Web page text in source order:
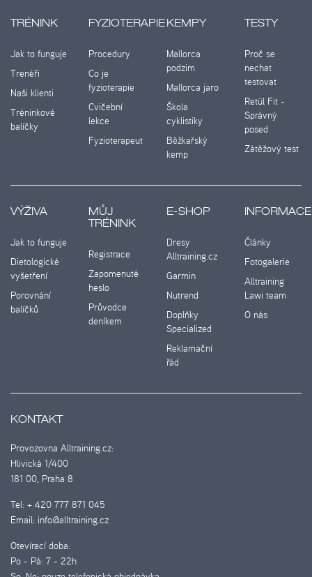
TRÉNINK
Jak to funguje
Trenéři
Naši klienti
Tréninkové
balíčky
FYZIOTERAPIE
Procedury
Co je
fyzioterapie
Cvičební
lekce
Fyzioterapeut
KEMPY
Mallorca
podzim
Mallorca jaro
Škola
cyklistiky
Běžkařský
kemp
TESTY
Proč se
nechat
testovat
Retül Fit -
Správný
posed
Zátěžový test
VÝŽIVA
Jak to funguje
Dietologické
vyšetření
Porovnání
balíčků
MŮJ
TRÉNINK
Registrace
Zapomenuté
heslo
Průvodce
deníkem
E-SHOP
Dresy
Alltraining.cz
Garmin
Nutrend
Doplňky
Specialized
Reklamační
řád
INFORMACE
Články
Fotogalerie
Alltraining
Lawi team
O nás
KONTAKT
Provozovna Alltraining.cz:
Hlivická 1/400
181 00, Praha 8
Tel: + 420 777 871 045
Email: info@alltraining.cz
Otevírací doba:
Po - Pá: 7 - 22h